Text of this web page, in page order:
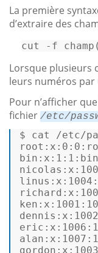
La première
d’extraire des
cut -f champ
Lorsque plusieurs
leurs numéros par
Pour n’afficher
fichier /etc/
$
root: x: 0 : 0
bin: x: 1 : 1 :bin
nicolas: x:
linus: x: 1004 :
richard: x:
ken: x: 1001 :
dennis: x: 1002
eric: x: 1006 :
alan: x: 1007 :
gordon: x: 1003